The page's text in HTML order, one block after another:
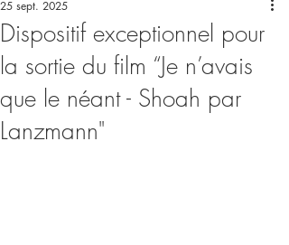
Dispositif exceptionnel pour
la sortie du film “Je n’avais
que le néant - Shoah par
Lanzmann"
25 sept. 2025